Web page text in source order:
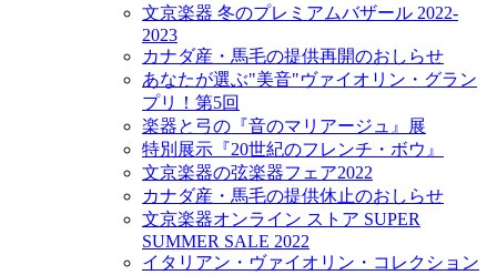
文京楽器 冬のプレミアムバザール 2022-
2023
カナダ産・馬毛の提供再開のおしらせ
あなたが選ぶ"美音"ヴァイオリン・グラン
プリ！第5回
楽器と弓の『音のマリアージュ』展
特別展示『20世紀のフレンチ・ボウ』
文京楽器の弦楽器フェア2022
カナダ産・馬毛の提供休止のおしらせ
文京楽器オンライン ストア SUPER
SUMMER SALE 2022
イタリアン・ヴァイオリン・コレクション